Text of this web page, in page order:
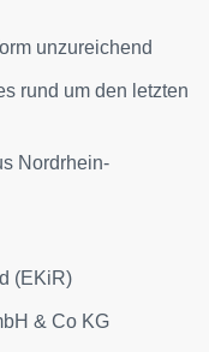
unzureichend
rund um den letzten
Nordrhein-
(EKiR)
& Co KG